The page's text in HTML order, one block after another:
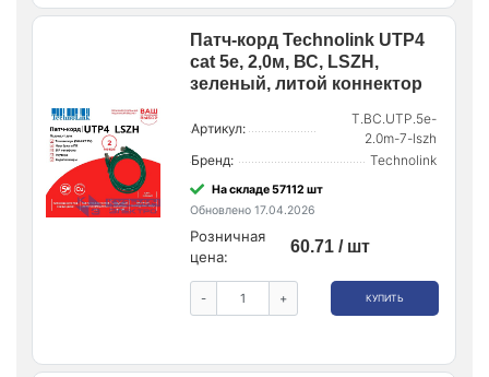
Патч-корд Technolink UTP4
cat 5e, 2,0м, ВС, LSZH,
зеленый, литой коннектор
Артикул:
T.BC.UTP.5e-
2.0m-7-lszh
Бренд:
Technolink
На складе 57112 шт
Обновлено 17.04.2026
Розничная
цена:
60.71 / шт
- + КУПИТЬ